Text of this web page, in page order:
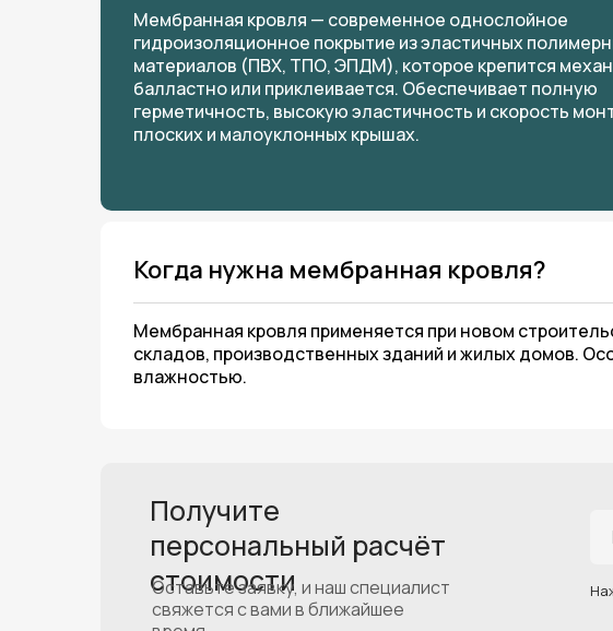
Мембранная кровля — современное однослойное
гидроизоляционное покрытие из эластичных
материалов (ПВХ, ТПО, ЭПДМ), которое крепится
балластно или приклеивается. Обеспечивает полную
герметичность, высокую эластичность и скорость
плоских и малоуклонных крышах.
Когда нужна мембранная кровля?
Мембранная кровля применяется при новом
складов, производственных зданий и жилых домов.
влажностью.
Получите
персональный расчёт
стоимости
Оставьте заявку, и наш специалист
свяжется с вами в ближайшее